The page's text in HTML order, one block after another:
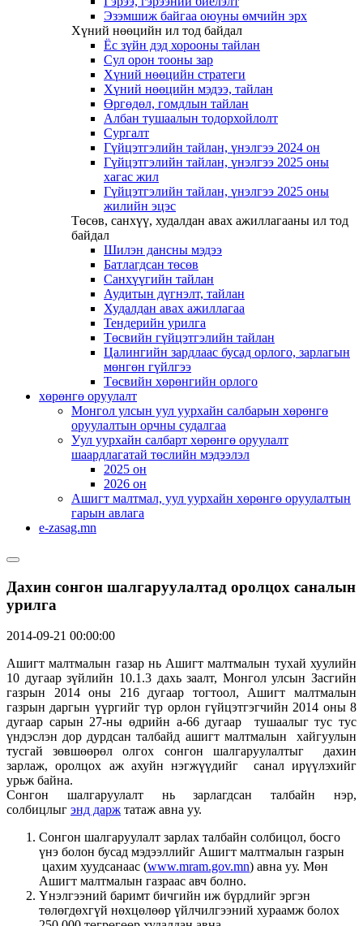
Эзэмшиж байгаа оюуны өмчийн эрх
Хүний нөөцийн ил тод байдал
Ёс зүйн дэд хорооны тайлан
Сул орон тооны зар
Хүний нөөцийн стратеги
Хүний нөөцийн мэдээ, тайлан
Өргөдөл, гомдлын тайлан
Албан тушаалын тодорхойлолт
Сургалт
Гүйцэтгэлийн тайлан, үнэлгээ 2024 он
Гүйцэтгэлийн тайлан, үнэлгээ 2025 оны
хагас жил
Гүйцэтгэлийн тайлан, үнэлгээ 2025 оны
жилийн эцэс
Төсөв, санхүү, худалдан авах ажиллагааны ил тод
байдал
Шилэн дансны мэдээ
Батлагдсан төсөв
Санхүүгийн тайлан
Аудитын дүгнэлт, тайлан
Худалдан авах ажиллагаа
Тендерийн урилга
Төсвийн гүйцэтгэлийн тайлан
Цалингийн зардлаас бусад орлого, зарлагын
мөнгөн гүйлгээ
Төсвийн хөрөнгийн орлого
хөрөнгө оруулалт
Монгол улсын уул уурхайн салбарын хөрөнгө
оруулалтын орчны судалгаа
Уул уурхайн салбарт хөрөнгө оруулалт
шаардлагатай төслийн мэдээлэл
2025 он
2026 он
Ашигт малтмал, уул уурхайн хөрөнгө оруулалтын
гарын авлага
e-zasag.mn
Дахин сонгон шалгаруулалтад оролцох саналын
урилга
2014-09-21 00:00:00
Ашигт малтмалын газар нь Ашигт малтмалын тухай хуулийн
10 дугаар зүйлийн 10.1.3 дахь заалт, Монгол улсын Засгийн
газрын 2014 оны 216 дугаар тогтоол, Ашигт малтмалын
газрын даргын үүргийг түр орлон гүйцэтгэгчийн 2014 оны 8
дугаар сарын 27-ны өдрийн а-66 дугаар тушаалыг тус тус
үндэслэн дор дурдсан талбайд ашигт малтмалын хайгуулын
тусгай зөвшөөрөл олгох сонгон шалгаруулалтыг дахин
зарлаж, оролцох аж ахуйн нэгжүүдийг санал ирүүлэхийг
урьж байна.
Сонгон шалгаруулалт нь зарлагдсан талбайн нэр,
солбицлыг энд дарж татаж авна уу.
Сонгон шалгаруулалт зарлах талбайн солбицол, босго
үнэ болон бусад мэдээллийг Ашигт малтмалын газрын
цахим хуудсанаас (www.mram.gov.mn) авна уу. Мөн
Ашигт малтмалын газраас авч болно.
Үнэлгээний баримт бичгийн иж бүрдлийг эргэн
төлөгдөхгүй нөхцөлөөр үйлчилгээний хураамж болох